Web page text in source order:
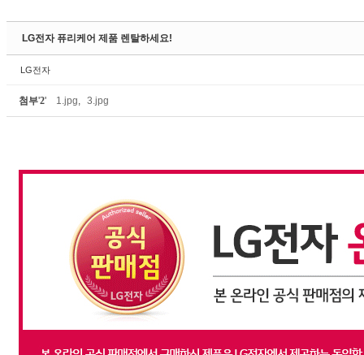
LG전자 퓨리케어 제품 렌탈하세요!
LG전자
첨부'2' 1.jpg, 3.jpg
Sketchbook5, 스케치북5
Sketchbook5, 스케치북5